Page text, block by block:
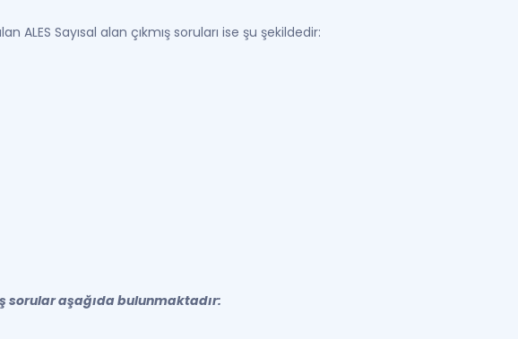
Sayısal alan çıkmış soruları ise şu şekildedir:
sorular aşağıda bulunmaktadır: